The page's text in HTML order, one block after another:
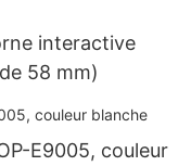
interactive
58 mm)
E9005, couleur